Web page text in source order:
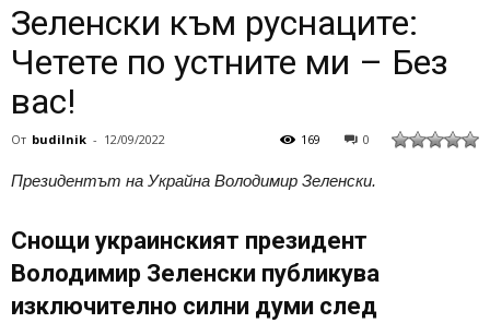
Зеленски към руснаците:
Четете по устните ми – Без
вас!
От budilnik - 12/09/2022 0
169
Президентът на Украйна Володимир Зеленски.
Снощи украинският президент
Володимир Зеленски публикува
изключително силни думи след